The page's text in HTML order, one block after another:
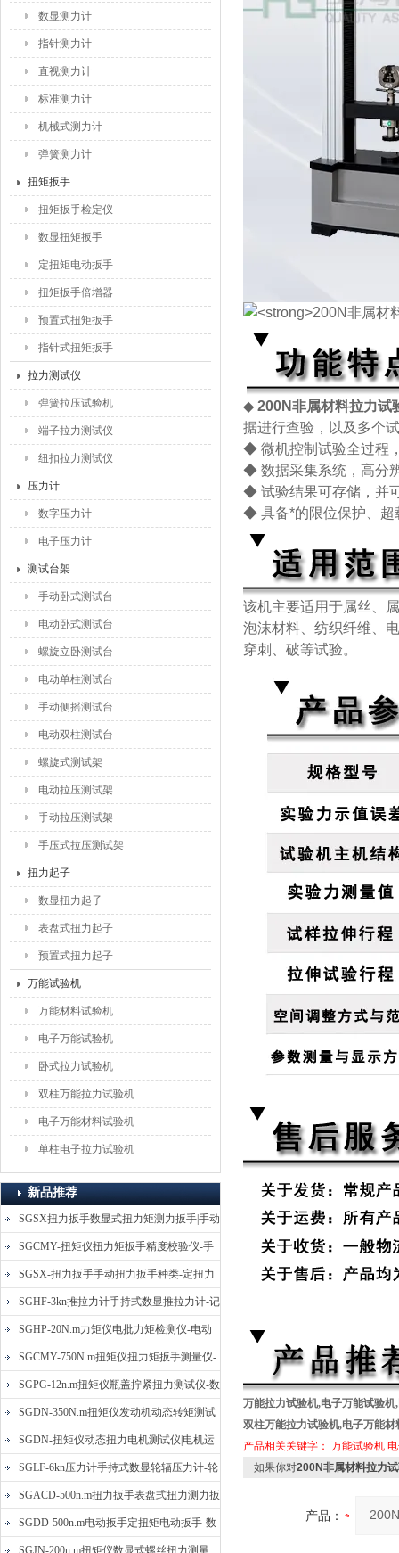
数显测力计
指针测力计
直视测力计
标准测力计
机械式测力计
弹簧测力计
扭矩扳手
扭矩扳手检定仪
数显扭矩扳手
定扭矩电动扳手
扭矩扳手倍增器
预置式扭矩扳手
指针式扭矩扳手
拉力测试仪
弹簧拉压试验机
端子拉力测试仪
纽扣拉力测试仪
压力计
数字压力计
电子压力计
测试台架
手动卧式测试台
电动卧式测试台
螺旋立卧测试台
电动单柱测试台
手动侧摇测试台
电动双柱测试台
螺旋式测试架
电动拉压测试架
手动拉压测试架
手压式拉压测试架
扭力起子
数显扭力起子
表盘式扭力起子
预置式扭力起子
万能试验机
万能材料试验机
电子万能试验机
卧式拉力试验机
双柱万能拉力试验机
电子万能材料试验机
单柱电子拉力试验机
新品推荐
SGSX扭力扳手数显式扭力矩测力扳手|手动
定扭矩检测扳手
SGCMY-扭矩仪扭力矩扳手精度校验仪-手
动扳子扭矩校准仪
SGSX-扭力扳手手动扭力扳手种类-定扭力
矩检测扳手价格
SGHF-3kn推拉力计手持式数显推拉力计-记
忆数据拉压力测力计
SGHP-20N.m力矩仪电批力矩检测仪-电动
螺丝批扭力矩测试仪
SGCMY-750N.m扭矩仪扭力矩扳手测量仪-
校准扳手扭力精度测试仪
SGPG-12n.m扭矩仪瓶盖拧紧扭力测试仪-数
显式瓶盖扭力矩仪
SGDN-350N.m扭矩仪发动机动态转矩测试
仪-动态电机扭矩测量仪
SGDN-扭矩仪动态扭力电机测试仪|电机运
转摩擦力扭矩仪
SGLF-6kn压力计手持式数显轮辐压力计-轮
辐称重压力测力计
SGACD-500n.m扭力扳手表盘式扭力测力扳
手-表盘扭力矩检测扳手
SGDD-500n.m电动扳手定扭矩电动扳手-数
显式电动定扭力矩扳手
SGJN-200n.m扭矩仪数显式螺丝扭力测量
◆ 200N非属材料拉力试
据进行查验，以及多个
◆ 微机控制试验全过程
◆ 数据采集系统，高分
◆ 试验结果可存储，并
◆ 具备*的限位保护、超
该机主要适用于属丝、
泡沫材料、纺织纤维、
穿刺、破等试验。
万能拉力试验机,电子万能试验机,
双柱万能拉力试验机,电子万能材
产品相关关键字： 万能试验机
如果你对200N非属材料拉力
产品：